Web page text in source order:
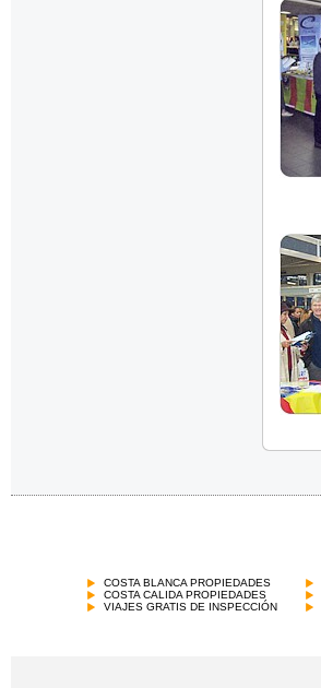
COSTA BLANCA PROPIEDADES
COSTA CALIDA PROPIEDADES
VIAJES GRATIS DE INSPECCIÓN